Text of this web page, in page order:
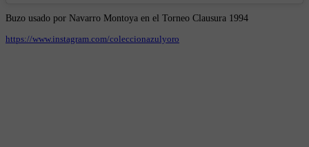
Buzo usado por Navarro Montoya en el Torneo Clausura 1994
https://www.instagram.com/coleccionazulyoro